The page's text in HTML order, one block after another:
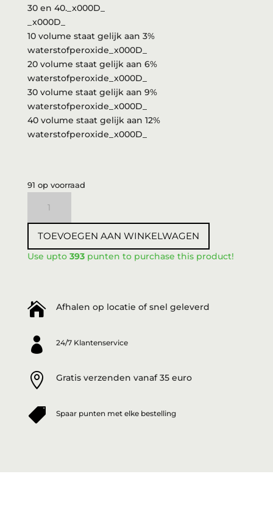
30 en 40._x000D_
_x000D_
10 volume staat gelijk aan 3%
waterstofperoxide_x000D_
20 volume staat gelijk aan 6%
waterstofperoxide_x000D_
30 volume staat gelijk aan 9%
waterstofperoxide_x000D_
40 volume staat gelijk aan 12%
waterstofperoxide_x000D_
91 op voorraad
Cream
developer
20vol.
TOEVOEGEN AAN WINKELWAGEN
Use upto 393punten to purchase this product!
 Afhalen op locatie of snel geleverd
 24/7 Klantenservice
 Gratis verzenden vanaf 35 euro
 Spaar punten met elke bestelling